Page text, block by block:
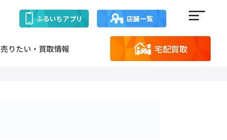
ふるいちアプリ 店舗一覧
売りたい・買取情報 宅配買取